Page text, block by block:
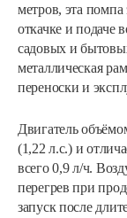
метров, эта помпа
откачке и подаче
садовых и
металлическая
переноски и
Двигатель
(1,22 л.с.) и
всего 0,9 л/ч.
перегрев при
запуск после